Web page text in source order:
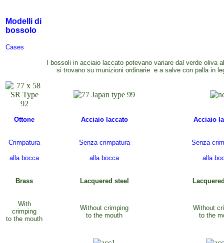
Modelli di
bossolo
Cases
I bossoli in acciaio laccato potevano variare dal verde oliva
si trovano su munizioni ordinarie e a salve con palla in
Ottone Acciaio laccato Acciaio
Crimpatura
alla bocca
Senza crimpatura
alla bocca
Senza
alla
Brass Lacquered steel
With
crimping
to the mouth
Without crimping
to the mouth
Without
to the